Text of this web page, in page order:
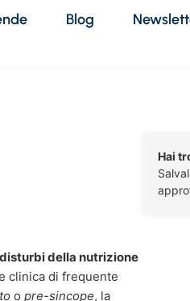
Blog
disturbi della nutrizione
clinica di frequente
o pre-sincope, la
Hai